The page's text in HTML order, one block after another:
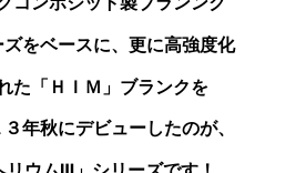
ズをベースに、更に高強度化
た「ＨＩＭ」ブランクを
年秋にデビューしたのが、